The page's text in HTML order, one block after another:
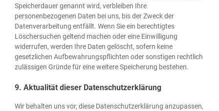
Spei­cher­dau­er genannt wird, ver­blei­ben Ihre
per­so­nen­be­zo­ge­nen Daten bei uns, bis der Zweck der
Daten­ver­ar­bei­tung ent­fällt. Wenn Sie ein berech­tig­tes
Löscher­su­chen gel­tend machen oder eine Ein­wil­li­gung
wider­ru­fen, wer­den Ihre Daten gelöscht, sofern kei­ne
gesetz­li­chen Auf­be­wah­rungs­pflich­ten oder sons­ti­gen recht­lich
zuläs­si­gen Grün­de für eine wei­te­re Spei­che­rung bestehen.
9. Aktualität dieser Datenschutzerklärung
Wir behal­ten uns vor, die­se Daten­schutz­er­klä­rung anzu­pas­sen,